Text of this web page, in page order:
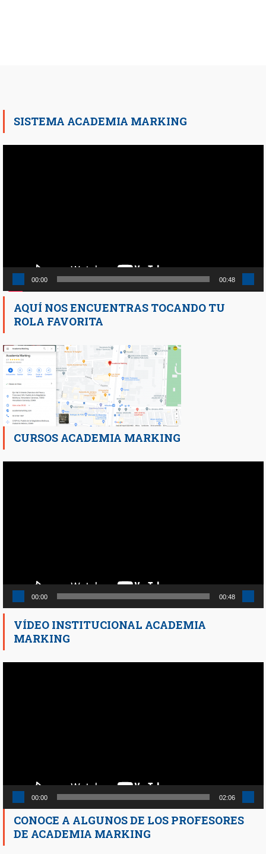
SISTEMA ACADEMIA MARKING
00:00 00:48
AQUÍ NOS ENCUENTRAS TOCANDO TU
ROLA FAVORITA
CURSOS ACADEMIA MARKING
00:00 00:48
VÍDEO INSTITUCIONAL ACADEMIA
MARKING
00:00 02:06
CONOCE A ALGUNOS DE LOS PROFESORES
DE ACADEMIA MARKING